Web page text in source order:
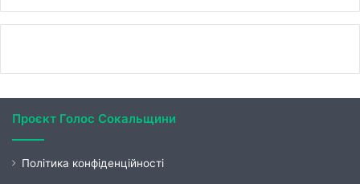
Проєкт Голос Сокальщини
Політика конфіденційності